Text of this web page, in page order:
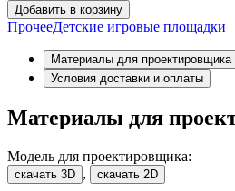
Добавить в корзину
ПрочееДетские игровые площадки
Материалы для проектировщика
Условия доставки и оплаты
Материалы для
Модель для проектировщика:
скачать 3D , скачать 2D